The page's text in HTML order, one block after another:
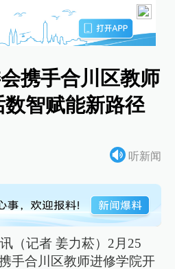
携手合川区教师
智赋能新路径
听新闻
（记者 姜力菘）2月25
手合川区教师进修学院开